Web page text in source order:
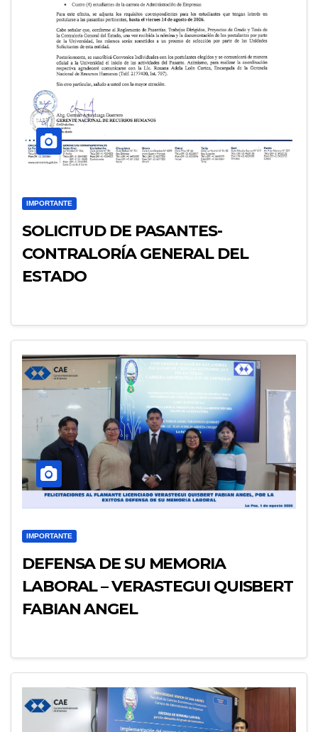
IMPORTANTE
SOLICITUD DE PASANTES-
CONTRALORÍA GENERAL DEL
ESTADO
IMPORTANTE
DEFENSA DE SU MEMORIA
LABORAL – VERASTEGUI QUISBERT
FABIAN ANGEL